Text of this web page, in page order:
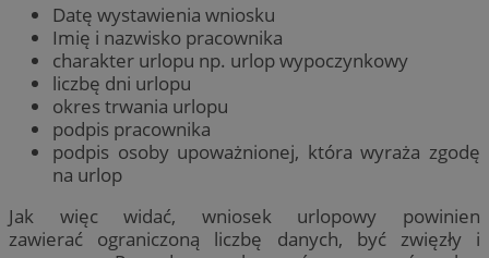
Datę wystawienia wniosku
Imię i nazwisko pracownika
charakter urlopu np. urlop wypoczynkowy
liczbę dni urlopu
okres trwania urlopu
podpis pracownika
podpis osoby upoważnionej, która wyraża zgodę
na urlop
Jak więc widać, wniosek urlopowy powinien
zawierać ograniczoną liczbę danych, być zwięzły i